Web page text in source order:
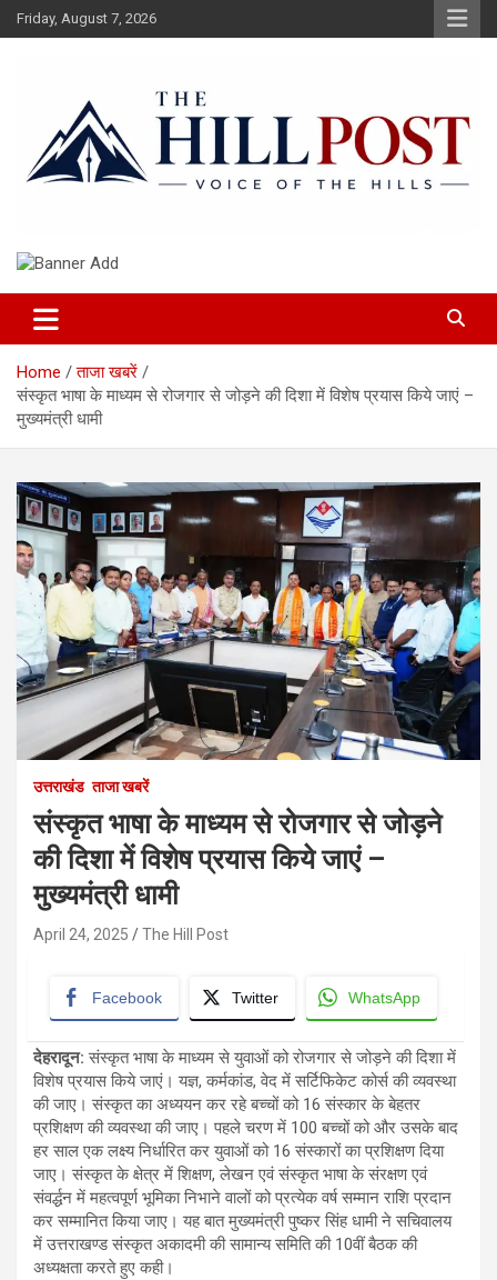
Skip
to
Friday, August 7, 2026
The Hillpost
Home
ताजा खबरें
संस्कृत भाषा के माध्यम से रोजगार से जोड़ने की दिशा में विशेष प्रयास किये जाएं –
मुख्यमंत्री धामी
उत्तराखंड ताजा खबरें
संस्कृत भाषा के माध्यम से रोजगार से जोड़ने
की दिशा में विशेष प्रयास किये जाएं –
मुख्यमंत्री धामी
April 24, 2025 The Hill Post
Facebook Twitter WhatsApp
देहरादून:संस्कृत भाषा के माध्यम से युवाओं को रोजगार से जोड़ने की दिशा में
विशेष प्रयास किये जाएं। यज्ञ, कर्मकांड, वेद में सर्टिफिकेट कोर्स की व्यवस्था
की जाए। संस्कृत का अध्ययन कर रहे बच्चों को 16 संस्कार के बेहतर
प्रशिक्षण की व्यवस्था की जाए। पहले चरण में 100 बच्चों को और उसके बाद
हर साल एक लक्ष्य निर्धारित कर युवाओं को 16 संस्कारों का प्रशिक्षण दिया
जाए। संस्कृत के क्षेत्र में शिक्षण, लेखन एवं संस्कृत भाषा के संरक्षण एवं
संवर्द्धन में महत्वपूर्ण भूमिका निभाने वालों को प्रत्येक वर्ष सम्मान राशि प्रदान
कर सम्मानित किया जाए। यह बात मुख्यमंत्री पुष्कर सिंह धामी ने सचिवालय
में उत्तराखण्ड संस्कृत अकादमी की सामान्य समिति की 10वीं बैठक की
अध्यक्षता करते हुए कही।